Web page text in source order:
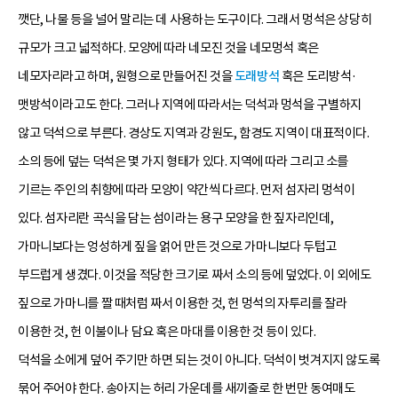
깻단, 나물 등을 널어 말리는 데 사용하는 도구이다. 그래서 멍석은 상당히
규모가 크고 넓적하다. 모양에 따라 네모진 것을 네모멍석 혹은
네모자리라고 하며, 원형으로 만들어진 것을도래방석 혹은 도리방석·
맷방석이라고도 한다. 그러나 지역에 따라서는 덕석과 멍석을 구별하지
않고 덕석으로 부른다. 경상도 지역과 강원도, 함경도 지역이 대표적이다.
소의 등에 덮는 덕석은 몇 가지 형태가 있다. 지역에 따라 그리고 소를
기르는 주인의 취향에 따라 모양이 약간씩 다르다. 먼저 섬자리 멍석이
있다. 섬자리란 곡식을 담는 섬이라는 용구 모양을 한 짚자리인데,
가마니보다는 엉성하게 짚을 얽어 만든 것으로 가마니보다 두텁고
부드럽게 생겼다. 이것을 적당한 크기로 짜서 소의 등에 덮었다. 이 외에도
짚으로 가마니를 짤 때처럼 짜서 이용한 것, 헌 멍석의 자투리를 잘라
이용한 것, 헌 이불이나 담요 혹은 마대를 이용한 것 등이 있다.
덕석을 소에게 덮어 주기만 하면 되는 것이 아니다. 덕석이 벗겨지지 않도록
묶어 주어야 한다. 송아지는 허리 가운데를 새끼줄로 한 번만 동여매도